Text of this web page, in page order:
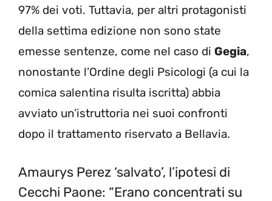
97% dei voti. Tuttavia, per altri protagonisti
della settima edizione non sono state
emesse sentenze, come nel caso di Gegia,
nonostante l’Ordine degli Psicologi (a cui la
comica salentina risulta iscritta) abbia
avviato un’istruttoria nei suoi confronti
dopo il trattamento riservato a Bellavia.
Amaurys Perez ‘salvato’, l’ipotesi di
Cecchi Paone: “Erano concentrati su